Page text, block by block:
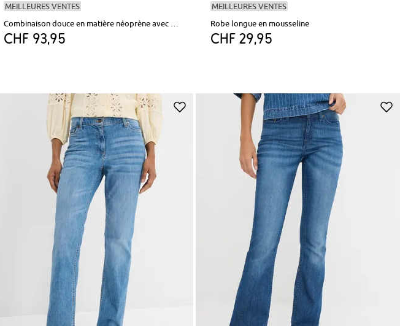
MEILLEURES VENTES
Combinaison douce en matière néoprène avec dentelle
CHF 93,95
MEILLEURES VENTES
Robe longue en mousseline
CHF 29,95